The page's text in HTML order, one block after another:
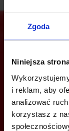
Zgoda
Niniejsza
i reklam, aby
analizować
korzystasz z
Are you
CALL US AND